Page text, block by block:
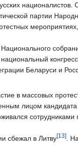
партии
конгресс
Беларуси и
в массовых
лицом
сбежал в Литву[13]
.